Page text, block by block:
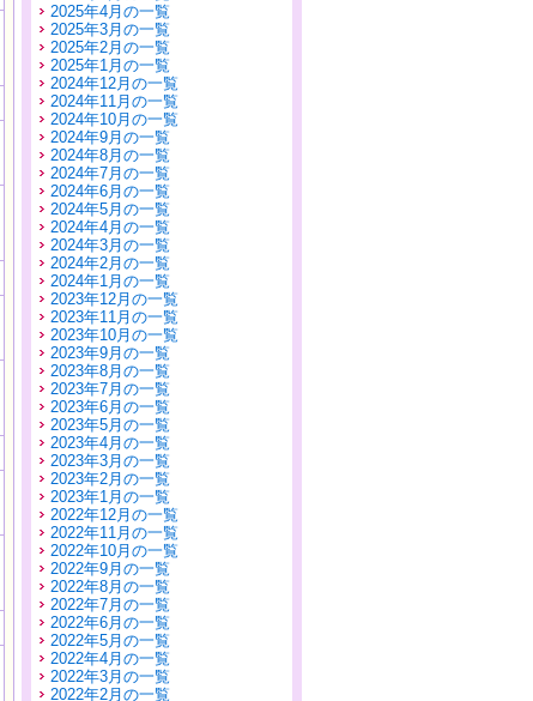
2025年4月の一覧
2025年3月の一覧
2025年2月の一覧
2025年1月の一覧
2024年12月の一覧
2024年11月の一覧
2024年10月の一覧
2024年9月の一覧
2024年8月の一覧
2024年7月の一覧
2024年6月の一覧
2024年5月の一覧
2024年4月の一覧
2024年3月の一覧
2024年2月の一覧
2024年1月の一覧
2023年12月の一覧
2023年11月の一覧
2023年10月の一覧
2023年9月の一覧
2023年8月の一覧
2023年7月の一覧
2023年6月の一覧
2023年5月の一覧
2023年4月の一覧
2023年3月の一覧
2023年2月の一覧
2023年1月の一覧
2022年12月の一覧
2022年11月の一覧
2022年10月の一覧
2022年9月の一覧
2022年8月の一覧
2022年7月の一覧
2022年6月の一覧
2022年5月の一覧
2022年4月の一覧
2022年3月の一覧
2022年2月の一覧